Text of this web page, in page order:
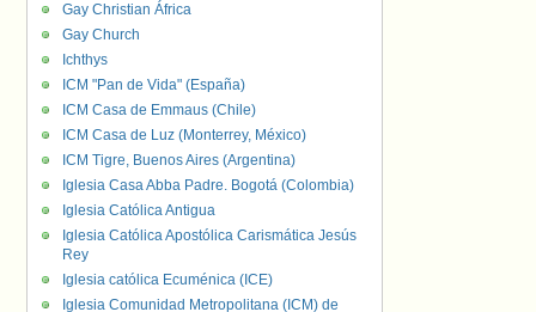
Gay Christian África
Gay Church
Ichthys
ICM "Pan de Vida" (España)
ICM Casa de Emmaus (Chile)
ICM Casa de Luz (Monterrey, México)
ICM Tigre, Buenos Aires (Argentina)
Iglesia Casa Abba Padre. Bogotá (Colombia)
Iglesia Católica Antigua
Iglesia Católica Apostólica Carismática Jesús
Rey
Iglesia católica Ecuménica (ICE)
Iglesia Comunidad Metropolitana (ICM) de